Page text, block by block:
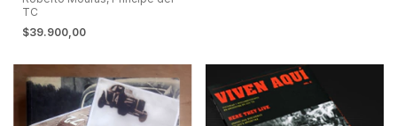
TC
$39.900,00